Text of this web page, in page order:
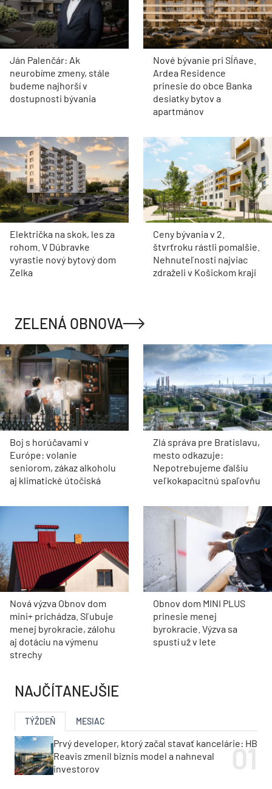
Ján Palenčár: Ak
neurobíme zmeny, stále
budeme najhorší v
dostupnosti bývania
Nové bývanie pri Sĺňave.
Ardea Residence
prinesie do obce Banka
desiatky bytov a
apartmánov
Električka na skok, les za
rohom. V Dúbravke
vyrastie nový bytový dom
Zelka
Ceny bývania v 2.
štvrťroku rástli pomalšie.
Nehnuteľnosti najviac
zdraželi v Košickom kraji
ZELENÁ OBNOVA
Boj s horúčavami v
Európe: volanie
seniorom, zákaz alkoholu
aj klimatické útočiská
Zlá správa pre Bratislavu,
mesto odkazuje:
Nepotrebujeme ďalšiu
veľkokapacitnú spaľovňu
Nová výzva Obnov dom
mini+ prichádza. Sľubuje
menej byrokracie, zálohu
aj dotáciu na výmenu
strechy
Obnov dom MINI PLUS
prinesie menej
byrokracie. Výzva sa
spustí už v lete
NAJČÍTANEJŠIE
TÝŽDEŇ MESIAC
Prvý developer, ktorý začal stavať kancelárie: HB
Reavis zmenil biznis model a nahneval
investorov